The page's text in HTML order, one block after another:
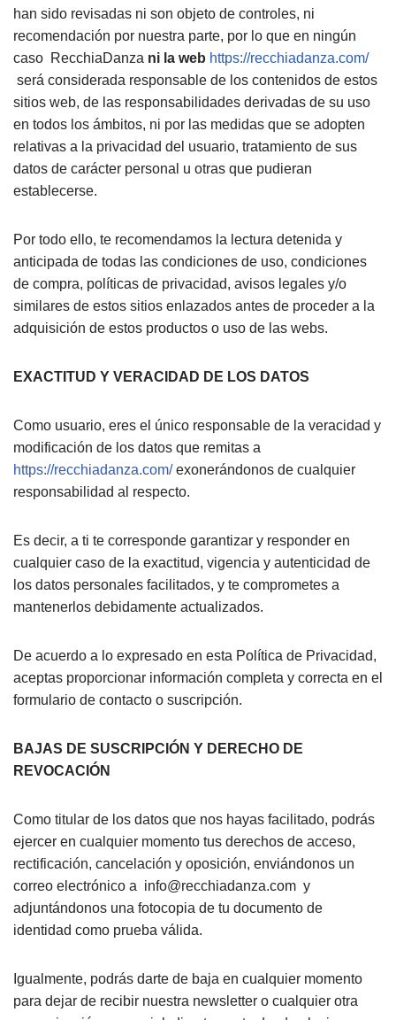
han sido revisadas ni son objeto de controles, ni
recomendación por nuestra parte, por lo que en ningún
caso RecchiaDanza ni la web https://recchiadanza.com/
será considerada responsable de los contenidos de estos
sitios web, de las responsabilidades derivadas de su uso
en todos los ámbitos, ni por las medidas que se adopten
relativas a la privacidad del usuario, tratamiento de sus
datos de carácter personal u otras que pudieran
establecerse.
Por todo ello, te recomendamos la lectura detenida y
anticipada de todas las condiciones de uso, condiciones
de compra, políticas de privacidad, avisos legales y/o
similares de estos sitios enlazados antes de proceder a la
adquisición de estos productos o uso de las webs.
EXACTITUD Y VERACIDAD DE LOS DATOS
Como usuario, eres el único responsable de la veracidad y
modificación de los datos que remitas a
https://recchiadanza.com/exonerándonos de cualquier
responsabilidad al respecto.
Es decir, a ti te corresponde garantizar y responder en
cualquier caso de la exactitud, vigencia y autenticidad de
los datos personales facilitados, y te comprometes a
mantenerlos debidamente actualizados.
De acuerdo a lo expresado en esta Política de Privacidad,
aceptas proporcionar información completa y correcta en el
formulario de contacto o suscripción.
BAJAS DE SUSCRIPCIÓN Y DERECHO DE
REVOCACIÓN
Como titular de los datos que nos hayas facilitado, podrás
ejercer en cualquier momento tus derechos de acceso,
rectificación, cancelación y oposición, enviándonos un
correo electrónico a info@recchiadanza.com y
adjuntándonos una fotocopia de tu documento de
identidad como prueba válida.
Igualmente, podrás darte de baja en cualquier momento
para dejar de recibir nuestra newsletter o cualquier otra